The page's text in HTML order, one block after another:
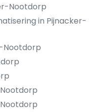
Nootdorp
in Pijnacker-
Nootdorp